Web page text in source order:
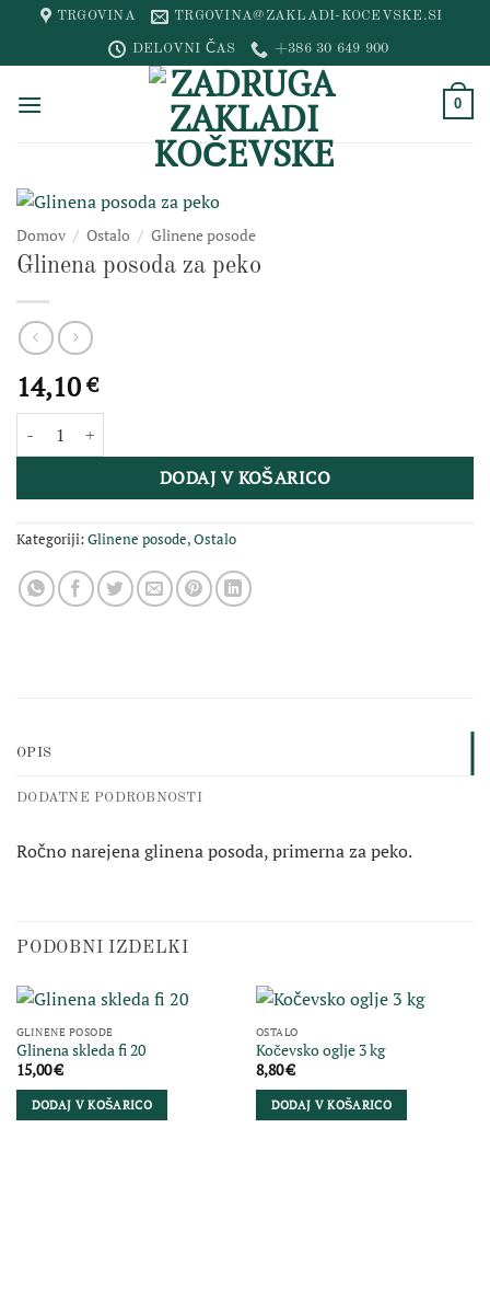
content
TRGOVINA TRGOVINA@ZAKLADI-KOCEVSKE.SI
DELOVNI ČAS +386 30 649 900
0
Domov / Ostalo / Glinene posode
Glinena posoda za peko
14,10€
Glinena posoda za peko količina
DODAJ V KOŠARICO
Kategoriji:Glinene posode,Ostalo
OPIS
DODATNE PODROBNOSTI
Ročno narejena glinena posoda, primerna za peko.
PODOBNI IZDELKI
GLINENE POSODE
Glinena skleda fi 20
15,00€
DODAJ V KOŠARICO
OSTALO
Kočevsko oglje 3 kg
8,80€
DODAJ V KOŠARICO